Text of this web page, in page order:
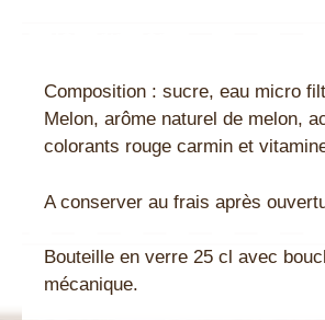
Composition : sucre, eau micro
Melon, arôme naturel de melon,
colorants rouge carmin et
A conserver au frais après
Bouteille en verre 25 cl avec
mécanique.